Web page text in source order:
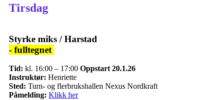
Tirsdag
Styrke miks / Harstad
- fulltegnet
Tid: kl. 16:00 – 17:00 Oppstart 20.1.26
Instruktør: Henriette
Sted: Turn- og flerbrukshallen Nexus Nordkraft
Påmelding: Klikk her